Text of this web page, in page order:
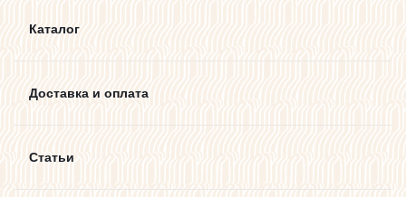
Каталог
Доставка и оплата
Статьи